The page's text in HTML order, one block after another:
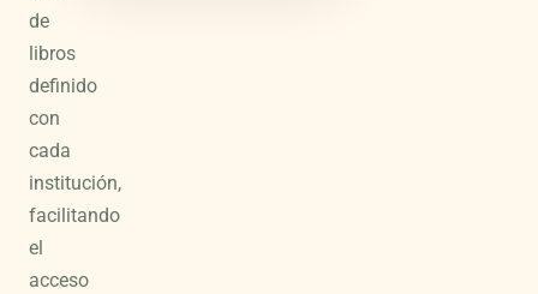
de
libros
definido
con
cada
institución,
facilitando
el
acceso